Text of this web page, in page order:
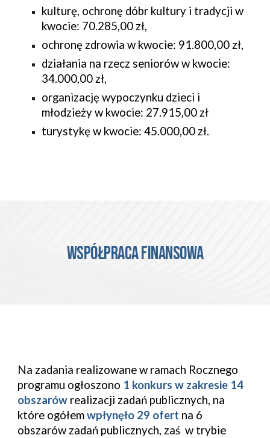
kulturę, ochronę dóbr kultury i tradycji w
kwocie: 70.285,00 zł,
ochronę zdrowia w kwocie: 91.800,00 zł,
działania na rzecz seniorów w kwocie:
34.000,00 zł,
organizację wypoczynku dzieci i
młodzieży w kwocie: 27.915,00 zł
turystykę w kwocie: 45.000,00 zł.
Współpraca finansowa
Na zadania realizowane w ramach Rocznego
programu ogłoszono 1 konkurs w zakresie 14
obszarów realizacji zadań publicznych, na
które ogółemwpłynęło 29 ofert na 6
obszarów zadań publicznych, zaś w trybie